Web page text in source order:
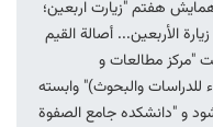
هفتم "زیارت اربعین؛
الأربعین... أصالة القیم
"مرکز مطالعات و
للدراسات والبحوث)" وابسته
و "دانشکده جامع الصفوة